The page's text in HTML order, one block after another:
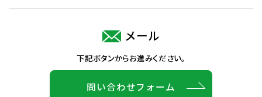
メール
下記ボタンからお進みください。
問い合わせフォーム